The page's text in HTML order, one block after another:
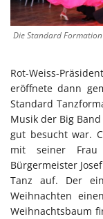
Die Standard
Rot-Weiss-
eröffnete dann
Standard
Musik der Big
gut besucht war.
mit seiner Frau
Bürgermeister
Tanz auf. Der
Weihnachten
Weihnachtsbaum